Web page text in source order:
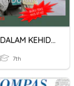
IKHLAS DALAM KEHIDUPAN
7th